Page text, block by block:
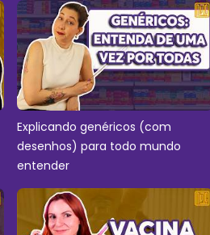
Explicando genéricos (com
desenhos) para todo mundo
entender